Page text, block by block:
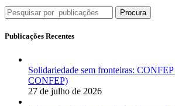
Procura
Publicações Recentes
Solidariedade sem fronteiras:
CONFEP)
27 de julho de 2026